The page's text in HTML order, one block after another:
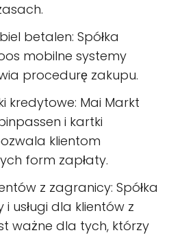
betalen: Spółka
mobilne systemy
procedurę zakupu.
kredytowe: Mai Markt
i kartki
klientom
form zapłaty.
z zagranicy: Spółka
usługi dla klientów z
ważne dla tych, którzy